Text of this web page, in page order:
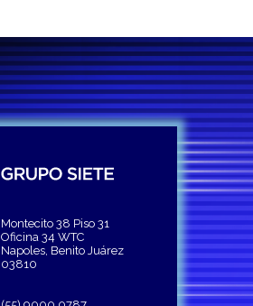
Montecito 38 Piso 31
Oficina 34 WTC
Napoles, Benito Juárez
03810